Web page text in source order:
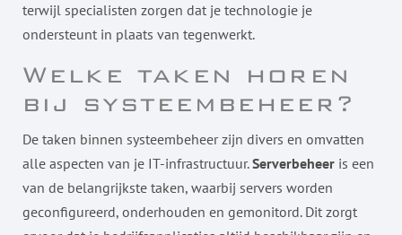
terwijl specialisten zorgen dat je technologie je
ondersteunt in plaats van tegenwerkt.
Welke taken horen
bij systeembeheer?
De taken binnen systeembeheer zijn divers en omvatten
alle aspecten van je IT-infrastructuur.Serverbeheer is een
van de belangrijkste taken, waarbij servers worden
geconfigureerd, onderhouden en gemonitord. Dit zorgt